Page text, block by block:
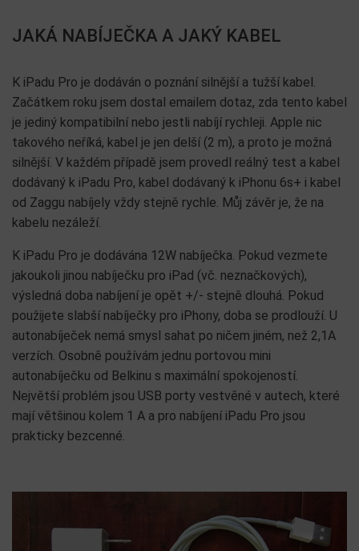
JAKÁ NABÍJEČKA A JAKÝ KABEL
K iPadu Pro je dodáván o poznání silnější a tužší kabel.
Začátkem roku jsem dostal emailem dotaz, zda tento kabel
je jediný kompatibilní nebo jestli nabíjí rychleji. Apple nic
takového neříká, kabel je jen delší (2 m), a proto je možná
silnější. V každém případě jsem provedl reálný test a kabel
dodávaný k iPadu Pro, kabel dodávaný k iPhonu 6s+ i kabel
od Zaggu nabíjely vždy stejně rychle. Můj závěr je, že na
kabelu nezáleží.
K iPadu Pro je dodávána 12W nabíječka. Pokud vezmete
jakoukoli jinou nabíječku pro iPad (vč. neznačkových),
výsledná doba nabíjení je opět +/- stejně dlouhá. Pokud
použijete slabší nabíječky pro iPhony, doba se prodlouží. U
autonabíječek nemá smysl sahat po ničem jiném, než 2,1A
verzích. Osobně používám jednu portovou mini
autonabíječku od Belkinu s maximální spokojeností.
Největší problém jsou USB porty vestvěné v autech, které
mají většinou kolem 1 A a pro nabíjení iPadu Pro jsou
prakticky bezcenné.